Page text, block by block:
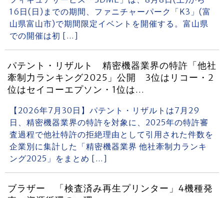
16日(日)までの期間、ファニチャーパーク「K3」(富
山県富山市)で期間限定イベントを開催する。富山県
での開催は初 […]
パテント・リザルト 精密機器業界の特許「他社
牽制力ランキング2025」公開 3位はリコー・2
位はセイコーエプソン・1位は…
【2026年7月30日】パテント・リザルトは7月29
日、精密機器業界の特許を対象に、2025年の特許審
査過程で他社特許の拒絶理由として引用された件数を
企業別に集計した「精密機器業界 他社牽制力ランキ
ング2025」をまとめ […]
ブラザー 「検査済み再生プリンター」4機種発